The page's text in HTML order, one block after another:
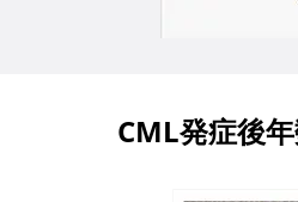
CML発症後